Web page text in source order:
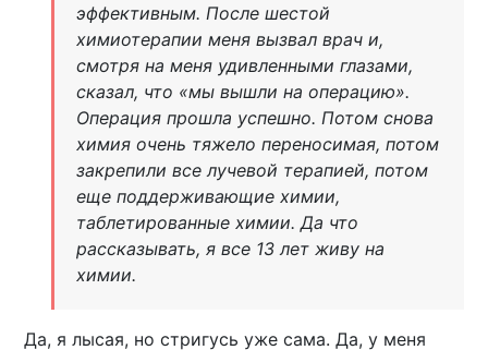
эффективным. После шестой
химиотерапии меня вызвал врач и,
смотря на меня удивленными глазами,
сказал, что «мы вышли на операцию».
Операция прошла успешно. Потом снова
химия очень тяжело переносимая, потом
закрепили все лучевой терапией, потом
еще поддерживающие химии,
таблетированные химии. Да что
рассказывать, я все 13 лет живу на
химии.
Да, я лысая, но стригусь уже сама. Да, у меня